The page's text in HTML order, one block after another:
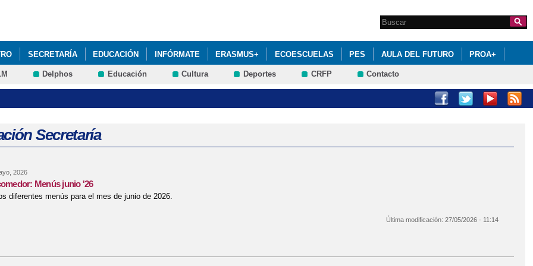
Formulario de
búsqueda
Search this site
SECRETARÍA EDUCACIÓN INFÓRMATE ERASMUS+ ECOESCUELAS PES AULA DEL FUTURO PROA+
STEAM+ AMPA LA ASUNCIÓN: RENOVACIÓN DE SU JUNTA DIRECTIVA
Y PADRES 2025-26: AULAS DE FAMILIA ABRIL 2026
Delphos Educación Cultura Deportes CRFP Contacto
Secretaría
2026
Menús junio '26
diferentes menús para el mes de junio de 2026.
Última modificación: 27/05/2026 - 11:14